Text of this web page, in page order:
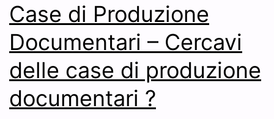
Case di Produzione
Documentari – Cercavi
delle case di produzione
documentari ?